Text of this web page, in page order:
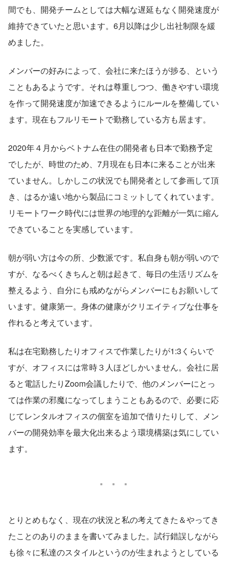
間でも、開発チームとしては大幅な遅延もなく開発速度が
維持できていたと思います。6月以降は少し出社制限を緩
めました。
メンバーの好みによって、会社に来たほうが捗る、という
こともあるようです。それは尊重しつつ、働きやすい環境
を作って開発速度が加速できるようにルールを整備してい
ます。現在もフルリモートで勤務している方も居ます。
2020年４月からベトナム在住の開発者も日本で勤務予定
でしたが、時世のため、7月現在も日本に来ることが出来
ていません。しかしこの状況でも開発者として参画して頂
き、はるか遠い地から製品にコミットしてくれています。
リモートワーク時代には世界の地理的な距離が一気に縮ん
できていることを実感しています。
朝が弱い方は今の所、少数派です。私自身も朝が弱いので
すが、なるべくきちんと朝は起きて、毎日の生活リズムを
整えるよう、自分にも戒めながらメンバーにもお願いして
います。健康第一。身体の健康がクリエイティブな仕事を
作れると考えています。
私は在宅勤務したりオフィスで作業したりが1:3くらいで
すが、オフィスには常時３人ほどしかいません。会社に居
ると電話したりZoom会議したりで、他のメンバーにとっ
ては作業の邪魔になってしまうこともあるので、必要に応
じてレンタルオフィスの個室を追加で借りたりして、メン
バーの開発効率を最大化出来るよう環境構築は気にしてい
ます。
とりとめもなく、現在の状況と私の考えてきた＆やってき
たことのありのままを書いてみました。試行錯誤しながら
も徐々に私達のスタイルというのが生まれようとしている